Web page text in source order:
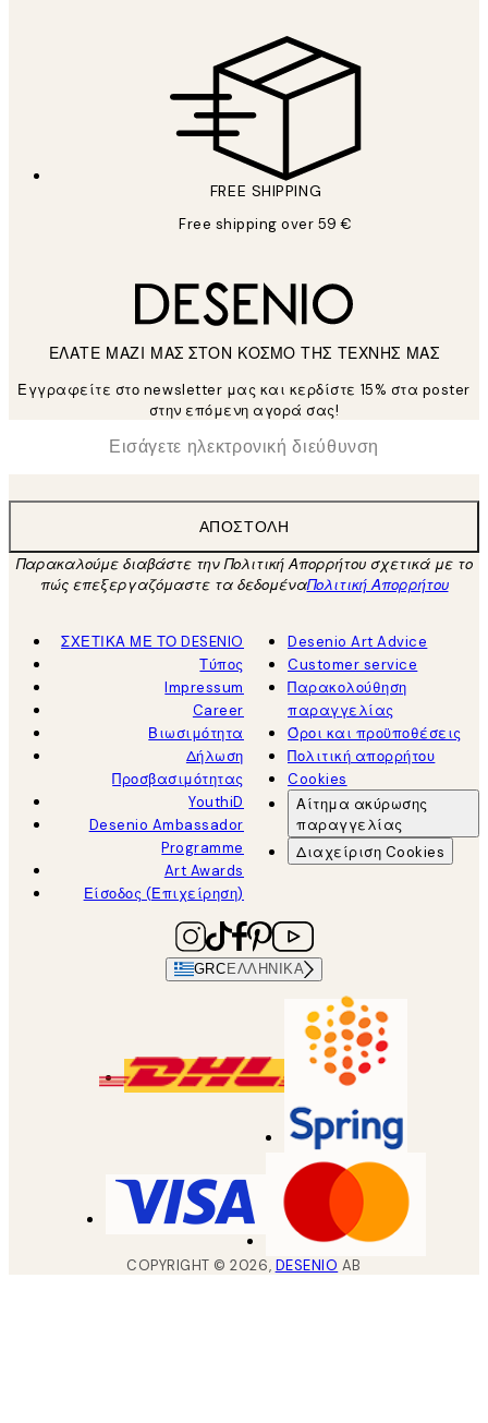
FREE SHIPPING
Free shipping over 59 €
ΕΛΑΤΕ ΜΑΖΙ ΜΑΣ ΣΤΟΝ ΚΟΣΜΟ ΤΗΣ ΤΕΧΝΗΣ ΜΑΣ
Εγγραφείτε στο newsletter μας και κερδίστε 15% στα poster
στην επόμενη αγορά σας!
Ηλεκτρονική Διεύθυνση
ΑΠΟΣΤΟΛΉ
Παρακαλούμε διαβάστε την Πολιτική Απορρήτου σχετικά με το
πώς επεξεργαζόμαστε τα δεδομέναΠολιτική Απορρήτου
ΣΧΕΤΙΚΑ ΜΕ ΤΟ DESENIO
Τύπος
Impressum
Career
Βιωσιμότητα
Δήλωση
Προσβασιμότητας
YouthiD
Desenio Ambassador
Programme
Art Awards
Είσοδος (Επιχείρηση)
Desenio Art Advice
Customer service
Παρακολούθηση
παραγγελίας
Όροι και προϋποθέσεις
Πολιτική απορρήτου
Cookies
Αίτημα ακύρωσης
παραγγελίας
Διαχείριση Cookies
GRC ΕΛΛΗΝΙΚΆ
COPYRIGHT ©2026, DESENIO AB